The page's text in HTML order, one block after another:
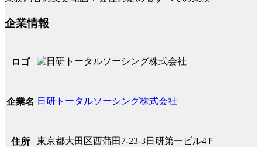
企業情報
ロゴ
企業名 日研トータルソーシング株式会社
住所 東京都大田区西蒲田7-23-3日研第一ビル4Ｆ